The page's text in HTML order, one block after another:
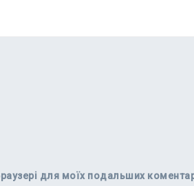
для моїх подальших